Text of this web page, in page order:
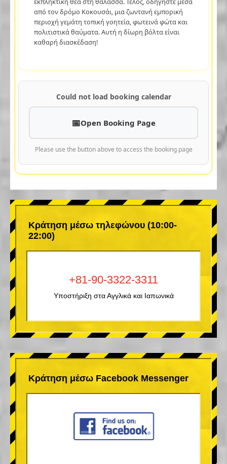
από τον δρόμο Κοκουσάι, μια ζωντανή εμπορική
περιοχή γεμάτη τοπική γοητεία, φωτεινά φώτα και
πολιτιστικά θαύματα. Αυτή η δίωρη βόλτα είναι
καθαρή διασκέδαση!
Could not load booking calendar
Open Booking Page
Please use the button above to access the booking page
Κράτηση μέσω τηλεφώνου (10:00-
22:00)
+81-90-3322-3311
Υποστήριξη στα Αγγλικά και Ιαπωνικά
Κράτηση μέσω Facebook Messenger